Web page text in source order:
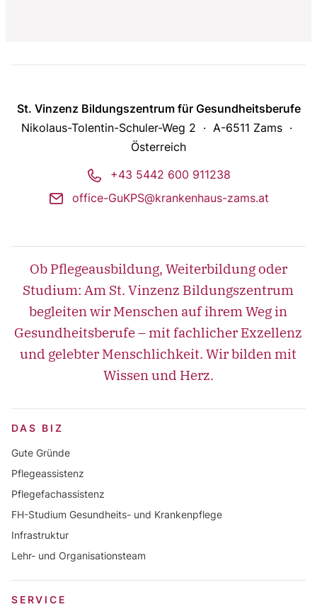
St. Vinzenz Bildungszentrum für Gesundheitsberufe
Nikolaus-Tolentin-Schuler-Weg 2
A-6511 Zams
Österreich
phone +43 5442 600 911238
mail office-GuKPS@krankenhaus-zams.at
Ob Pflegeausbildung, Weiterbildung oder
Studium: Am St. Vinzenz Bildungszentrum
begleiten wir Menschen auf ihrem Weg in
Gesundheitsberufe – mit fachlicher Exzellenz
und gelebter Menschlichkeit. Wir bilden mit
Wissen und Herz.
DAS BIZ
Gute Gründe
Pflegeassistenz
Pflegefachassistenz
FH-Studium Gesundheits- und Krankenpflege
Infrastruktur
Lehr- und Organisationsteam
SERVICE